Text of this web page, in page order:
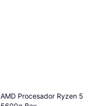
AMD Procesador Ryzen 5